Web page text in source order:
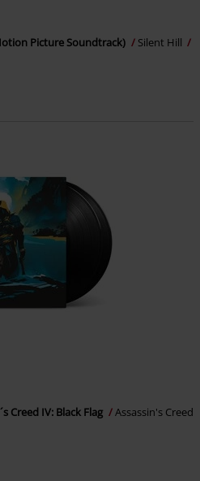
Picture Soundtrack)
Silent Hill
Creed IV: Black Flag
Assassin's Creed